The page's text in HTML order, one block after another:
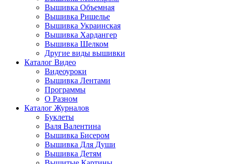
Вышивка Объемная
Вышивка Ришелье
Вышивка Украинская
Вышивка Хардангер
Вышивка Шелком
Другие виды вышивки
Каталог Видео
Видеоуроки
Вышивка Лентами
Программы
О Разном
Каталог Журналов
Буклеты
Валя Валентина
Вышивка Бисером
Вышивка Для Души
Вышивка Детям